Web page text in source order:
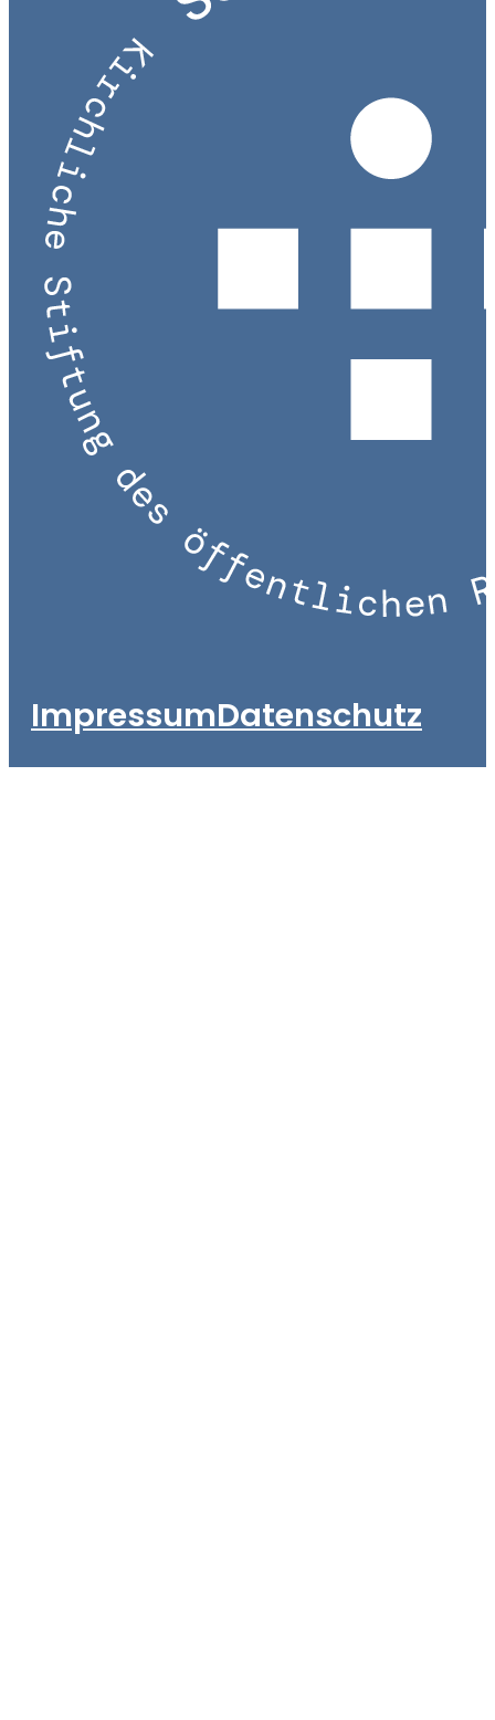
ImpressumDatenschutz